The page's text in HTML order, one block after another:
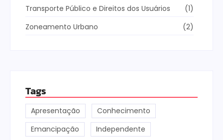
Transporte Público e Direitos dos Usuários
(1)
Zoneamento Urbano
(2)
Tags
Apresentação
Conhecimento
Emancipação
Independente